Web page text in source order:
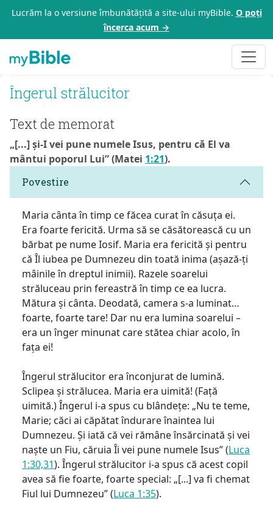
Lucrăm la o versiune îmbunătățită a site-ului myBible. O poți
încerca acum →
Îngerul strălucitor
Text de memorat
„[...] și-I vei pune numele Isus, pentru că El va
mântui poporul Lui” (Matei 1:21).
Povestire
Maria cânta în timp ce făcea curat în căsuța ei.
Era foarte fericită. Urma să se căsătorească cu un
bărbat pe nume Iosif. Maria era fericită și pentru
că Îl iubea pe Dumnezeu din toată inima (așază-ți
mâinile în dreptul inimii). Razele soarelui
străluceau prin fereastră în timp ce ea lucra.
Mătura și cânta. Deodată, camera s-a luminat…
foarte, foarte tare! Dar nu era lumina soarelui –
era un înger minunat care stătea chiar acolo, în
fața ei!
Îngerul strălucitor era înconjurat de lumină.
Sclipea și strălucea. Maria era uimită! (Față
uimită.) Îngerul i-a spus cu blândețe: „Nu te teme,
Marie; căci ai căpătat îndurare înaintea lui
Dumnezeu. Și iată că vei rămâne însărcinată și vei
naște un Fiu, căruia Îi vei pune numele Isus” (Luca
1:30,31). Îngerul strălucitor i-a spus că acest copil
avea să fie foarte, foarte special: „[...] va fi chemat
Fiul lui Dumnezeu” (Luca 1:35).